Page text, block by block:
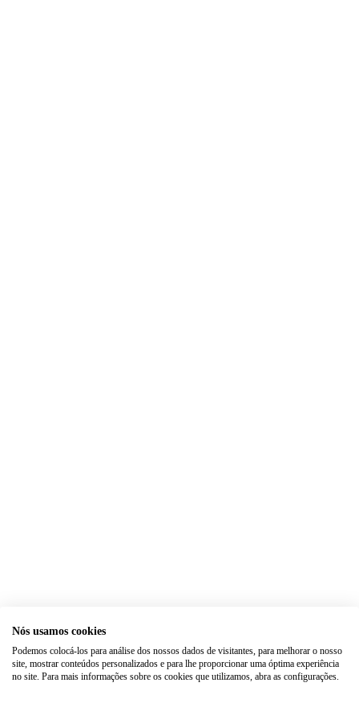
Nós usamos cookies
Podemos colocá-los para análise dos nossos dados de visitantes, para melhorar o nosso
site, mostrar conteúdos personalizados e para lhe proporcionar uma óptima experiência
no site. Para mais informações sobre os cookies que utilizamos, abra as configurações.